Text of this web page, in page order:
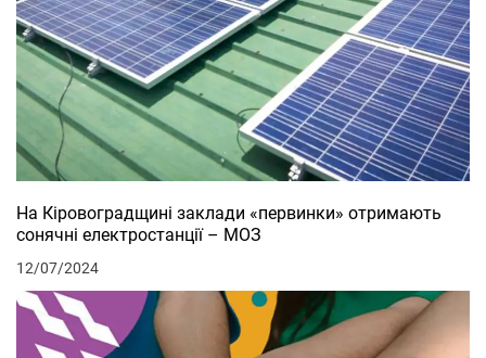
На Кіровоградщині заклади «первинки» отримають
сонячні електростанції – МОЗ
12/07/2024